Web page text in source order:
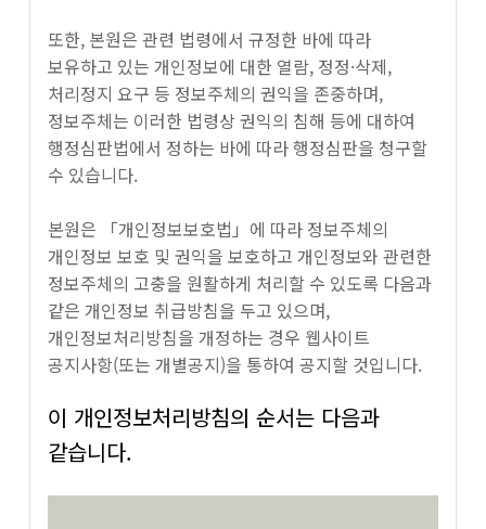
또한, 본원은 관련 법령에서 규정한 바에 따라
보유하고 있는 개인정보에 대한 열람, 정정·삭제,
처리정지 요구 등 정보주체의 권익을 존중하며,
정보주체는 이러한 법령상 권익의 침해 등에 대하여
행정심판법에서 정하는 바에 따라 행정심판을 청구할
수 있습니다.
본원은 「개인정보보호법」에 따라 정보주체의
개인정보 보호 및 권익을 보호하고 개인정보와 관련한
정보주체의 고충을 원활하게 처리할 수 있도록 다음과
같은 개인정보 취급방침을 두고 있으며,
개인정보처리방침을 개정하는 경우 웹사이트
공지사항(또는 개별공지)을 통하여 공지할 것입니다.
이 개인정보처리방침의 순서는 다음과
같습니다.